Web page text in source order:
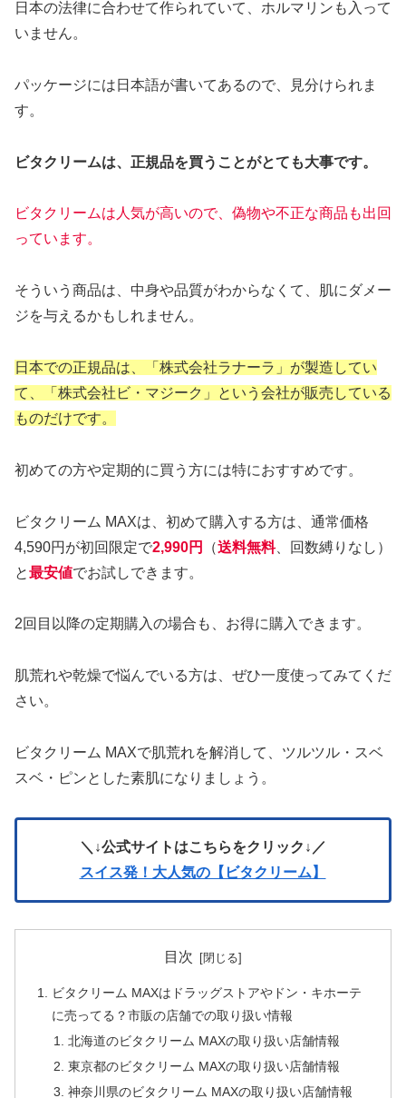
日本の法律に合わせて作られていて、ホルマリンも入って
いません。
パッケージには日本語が書いてあるので、見分けられま
す。
ビタクリームは、正規品を買うことがとても大事です。
ビタクリームは人気が高いので、偽物や不正な商品も出回
っています。
そういう商品は、中身や品質がわからなくて、肌にダメー
ジを与えるかもしれません。
日本での正規品は、「株式会社ラナーラ」が製造してい
て、「株式会社ビ・マジーク」という会社が販売している
ものだけです。
初めての方や定期的に買う方には特におすすめです。
ビタクリーム MAXは、初めて購入する方は、通常価格
4,590円が初回限定で2,990円 （送料無料、回数縛りなし）
と最安値でお試しできます。
2回目以降の定期購入の場合も、お得に購入できます。
肌荒れや乾燥で悩んでいる方は、ぜひ一度使ってみてくだ
さい。
ビタクリーム MAXで肌荒れを解消して、ツルツル・スベ
スベ・ピンとした素肌になりましょう。
＼↓公式サイトはこちらをクリック↓／
スイス発！大人気の【ビタクリーム】
目次
ビタクリーム MAXはドラッグストアやドン・キホーテ
に売ってる？市販の店舗での取り扱い情報
北海道のビタクリーム MAXの取り扱い店舗情報
東京都のビタクリーム MAXの取り扱い店舗情報
神奈川県のビタクリーム MAXの取り扱い店舗情報